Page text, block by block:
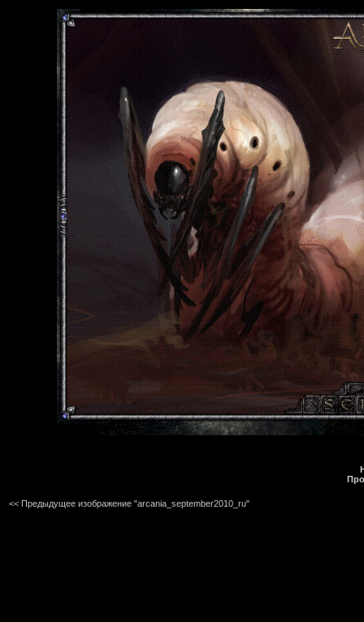
<< Предыдущее изображение "arcania_september2010_ru"